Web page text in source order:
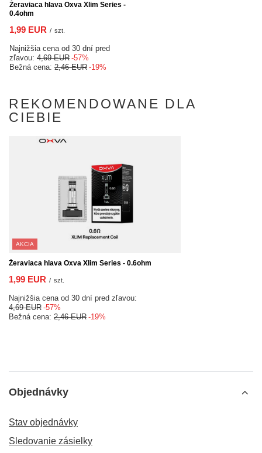
Žeraviaca hlava Oxva Xlim Series -
0.4ohm
1,99 EUR / szt.
Najnižšia cena od 30 dní pred
zľavou: 4,69 EUR -57%
Bežná cena: 2,46 EUR -19%
REKOMENDOWANE DLA
CIEBIE
AKCIA
Žeraviaca hlava Oxva Xlim Series - 0.6ohm
1,99 EUR / szt.
Najnižšia cena od 30 dní pred zľavou:
4,69 EUR -57%
Bežná cena: 2,46 EUR -19%
Objednávky
Stav objednávky
Sledovanie zásielky